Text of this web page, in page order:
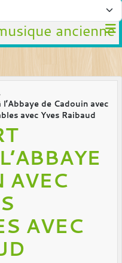
ancienne
de Cadouin avec
avec Yves Raibaud
AVEC
AVEC